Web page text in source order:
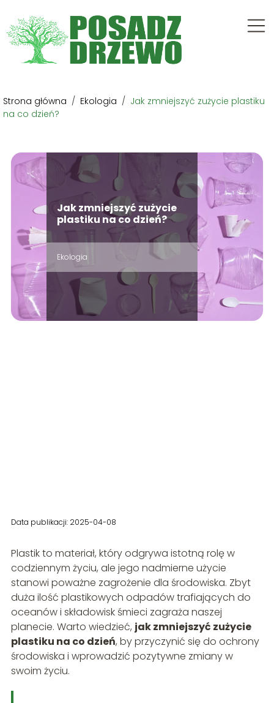
Strona główna / Ekologia / Jak zmniejszyć zużycie plastiku
na co dzień?
Jak zmniejszyć zużycie
plastiku na co dzień?
Ekologia
Data publikacji: 2025-04-08
Plastik to materiał, który odgrywa istotną rolę w
codziennym życiu, ale jego nadmierne użycie
stanowi poważne zagrożenie dla środowiska. Zbyt
duża ilość plastikowych odpadów trafiających do
oceanów i składowisk śmieci zagraża naszej
planecie. Warto wiedzieć, jak zmniejszyć zużycie
plastiku na co dzień, by przyczynić się do ochrony
środowiska i wprowadzić pozytywne zmiany w
swoim życiu.